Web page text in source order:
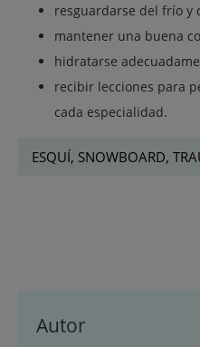
resguardarse del frío y
mantener una buena
hidratarse
recibir lecciones para
cada especialidad.
ESQUÍ, SNOWBOARD,
Autor